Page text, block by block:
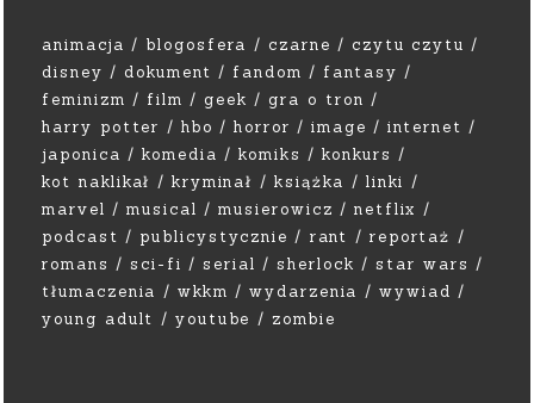
animacja blogosfera czarne
czytu czytu
disney
dokument fandom
fantasy
feminizm
film geek
gra o tron
harry potter
hbo horror image
internet
japonica
komedia komiks
konkurs
kot naklikał
kryminał książka
linki
marvel
musical musierowicz
netflix
podcast
publicystycznie rant
reportaż
romans
sci-fi serial sherlock
star wars
tłumaczenia
wkkm wydarzenia
wywiad
young adult
youtube zombie